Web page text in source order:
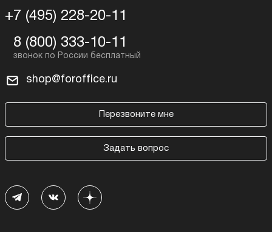
+7 (495) 228-20-11
8 (800) 333-10-11
shop@foroffice.ru
Перезвоните мне
Задать вопрос